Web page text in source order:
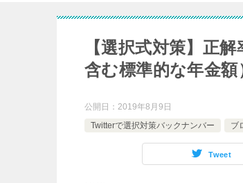
【選択式対策】正
含む標準的な年金額
公開日： 2019年8月9日
Twitterで選択対策バックナンバー
ブ
Tweet